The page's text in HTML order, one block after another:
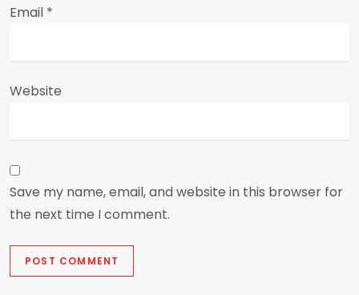
Email *
Website
Save my name, email, and website in this browser for
the next time I comment.